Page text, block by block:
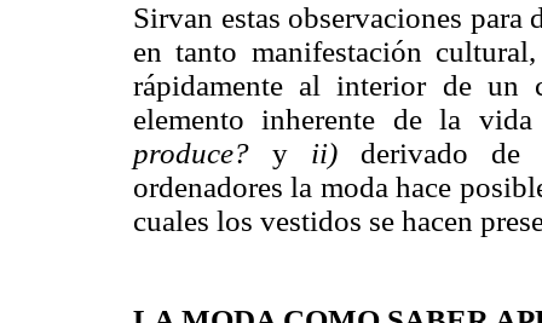
Sirvan estas observaciones
en tanto manifestación
rápidamente al interior de un
elemento inherente de la
produce? y ii) derivado de
ordenadores la moda hace
cuales los vestidos se hacen